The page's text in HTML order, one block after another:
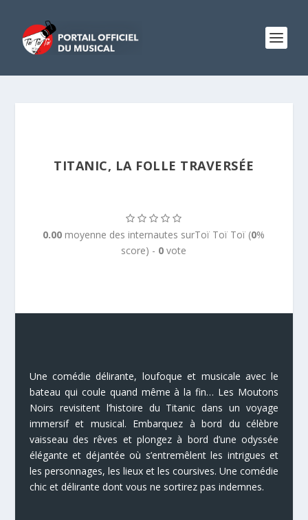
TITANIC, LA FOLLE TRAVERSÉE
0.00 moyenne des internautes surToï Toï Toï (0%
score) - 0 vote
Une comédie délirante, loufoque et musicale avec le
bateau qui coule quand même à la fin… Les Moutons
Noirs revisitent l’histoire du Titanic dans un voyage
immersif et musical. Embarquez à bord du célèbre
vaisseau des rêves et plongez à bord d’une odyssée
élégante et déjantée où s’entremêlent les intrigues et
les personnages, les lieux et les coursives. Une comédie
chic et délirante dont vous ne sortirez pas indemnes.